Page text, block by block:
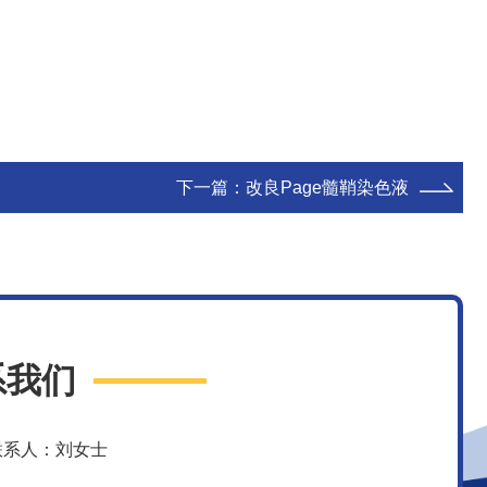
下一篇： 改良Page髓鞘染色液
们
系人：刘女士